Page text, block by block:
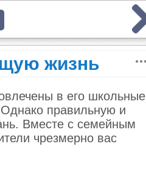
жизнь
в его школьные
правильную и
Вместе с семейным
чрезмерно вас